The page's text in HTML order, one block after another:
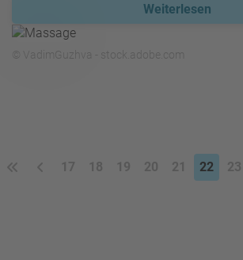
© VadimGuzhva - stock.adobe.com
Weiterlesen
17 18 19 20 21 22 23